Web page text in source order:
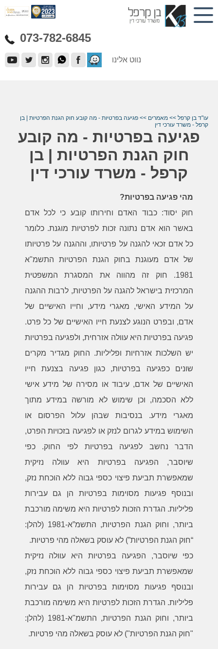
073-782-6845
נווט אלינו
עו"ד בן קרפל >> מאמרים >> פגיעה בפרטיות - מה קובע חוק הגנת הפרטיות | בן
קרפל - משרד עורכי דין
פגיעה בפרטיות - מה קובע
חוק הגנת הפרטיות | בן
קרפל - משרד עורכי דין
מהי פגיעה בפרטיות?
חוק יסוד: כבוד האדם וחירותו קובע כי לכל אדם
באשר הוא אדם נתונה זכות לפרטיות מוגנת. כלומר
כל אדם זכאי להגנה על פרטיותו, וההגנה על פרטיותו
של אדם מעוגנת בחוק הגנת הפרטיות התשמ"א
1981. חוק זה מהווה את המסגרת המשפטית
המרכזית בישראל להגנה על הפרטיות, לרבות ההגנה
על המידע האישי, מאגרי מידע, וחייו האישיים של
אדם, ובפרט הנוגע לצנעת חייו האישיים של כל פרט.
פגיעה בפרטיות היא עוולה אזרחית, ולפגיעה בפרטיות
יש השלכות אזרחיות ופליליות. החוק מגדיר מקרים
שונים כפגיעה בפרטיות, כגון פגיעה בצנעת חייו
האישיים של אדם, עיבוד או מסירה של מידע אישי
ללא הסכמה, וכן שימוש לא מורשה במידע מתוך
מאגרי מידע. בנסיבות שבהן עלול הפרסום או
השימוש במידע לגרום לנזק או לפגיעה בזכויות הפרט,
הדבר נחשב לפגיעה בפרטיות לפי החוק. כפי
שיוסבר, הפגיעה בפרטיות היא עוולה נזיקית
שמאפשרת תביעת פיצוי כספי גבוה ללא הוכחת נזק,
ובנוסף פגיעות מסוימות בפרטיות הן גם עבירות
פליליות. הגדרת הזכות לפרטיות היא משימה מורכבת
ביותר, וחוק הגנת הפרטיות, התשמ”א-1981 (להלן:
“חוק הגנת הפרטיות”) לא עוסק בשאלה מהי פרטיות.
כפי שיוסבר, הפגיעה בפרטיות היא עוולה נזיקית
שמאפשרת תביעת פיצוי כספי גבוה ללא הוכחת נזק,
ובנוסף פגיעות מסוימות בפרטיות הן גם עבירות
פליליות. הגדרת הזכות לפרטיות היא משימה מורכבת
ביותר, וחוק הגנת הפרטיות, התשמ"א-1981 (להלן:
"חוק הגנת הפרטיות") לא עוסק בשאלה מהי פרטיות.